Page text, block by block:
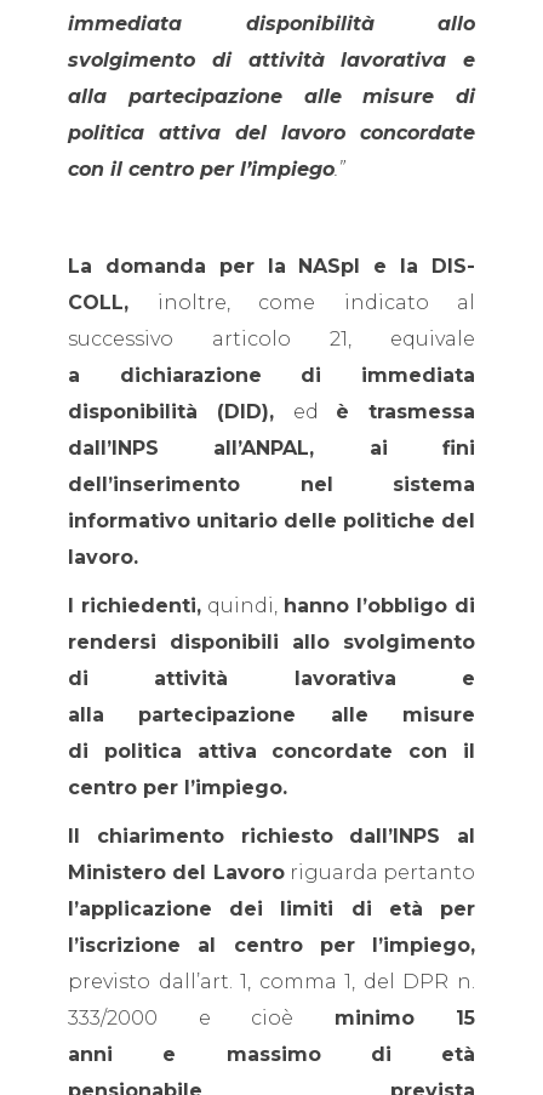
immediata disponibilità allo
svolgimento di attività lavorativa e
alla partecipazione alle misure di
politica attiva del lavoro concordate
con il centro per l’impiego .”
La domanda per la NASpI e la DIS-
COLL, inoltre, come indicato al
successivo articolo 21, equivale
a dichiarazione di immediata
disponibilità (DID), ed è trasmessa
dall’INPS all’ANPAL, ai fini
dell’inserimento nel sistema
informativo unitario delle politiche del
lavoro.
I richiedenti, quindi, hanno l’obbligo di
rendersi disponibili allo svolgimento
di attività lavorativa e
alla partecipazione alle misure
di politica attiva concordate con il
centro per l’impiego.
Il chiarimento richiesto dall’INPS al
Ministero del Lavororiguarda pertanto
l’applicazione dei limiti di età per
l’iscrizione al centro per l’impiego,
previsto dall’art. 1, comma 1, del DPR n.
333/2000 e cioè minimo 15
anni e massimo di età
pensionabile prevista